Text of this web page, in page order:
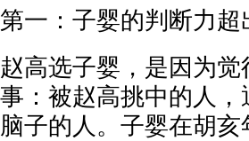
第一：子婴的判断力
赵高选子婴，是因为
事：被赵高挑中的人
脑子的人。子婴在胡